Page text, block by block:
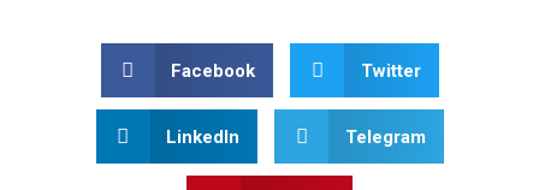
Facebook Twitter
LinkedIn Telegram